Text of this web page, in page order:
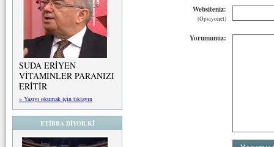
SUDA ERİYEN
VİTAMİNLER PARANIZI
ERİTİR
» Yazıyı okumak için tıklayın
ETİBBA DİYOR Kİ
Websiteniz:
(Opsiyonel)
Yorumunuz: